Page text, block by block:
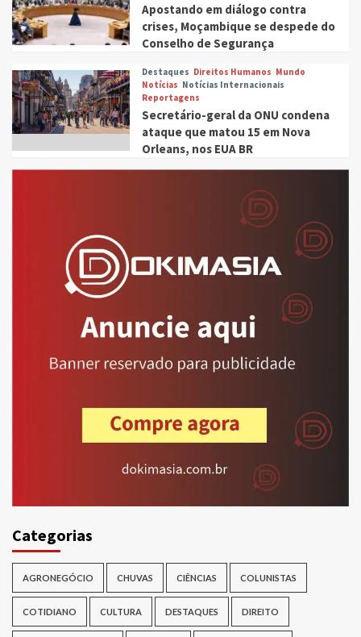
Apostando em diálogo contra
crises, Moçambique se despede do
Conselho de Segurança
Destaques Direitos Humanos Mundo
Notícias Notícias Internacionais
Reportagens
Secretário-geral da ONU condena
ataque que matou 15 em Nova
Orleans, nos EUA BR
Categorias
AGRONEGÓCIO CHUVAS CIÊNCIAS COLUNISTAS
COTIDIANO CULTURA DESTAQUES DIREITO